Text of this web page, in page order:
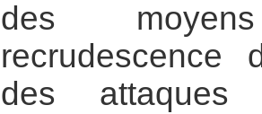
des
recrudescence
des